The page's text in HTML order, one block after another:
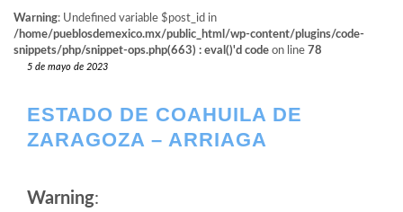
Warning: Undefined variable $post_id in
/home/pueblosdemexico.mx/public_html/wp-content/plugins/code-
snippets/php/snippet-ops.php(663) : eval()'d code on line 78
5 de mayo de 2023
ESTADO DE COAHUILA DE
ZARAGOZA – ARRIAGA
Warning: